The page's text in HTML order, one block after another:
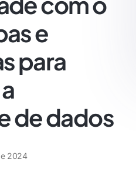
e
para
de dados
2024